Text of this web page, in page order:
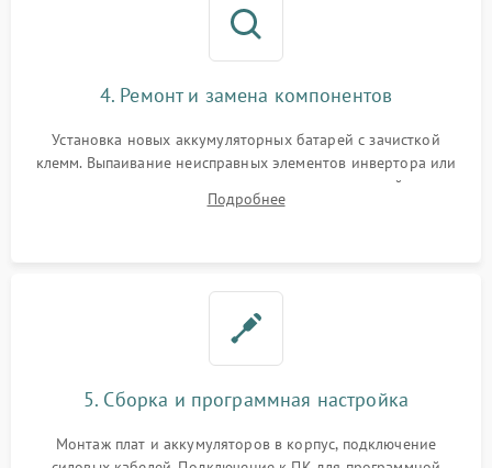
4. Ремонт и замена компонентов
Установка новых аккумуляторных батарей с зачисткой
клемм. Выпаивание неисправных элементов инвертора или
цепи зарядки и монтаж новых радиодеталей.
Восстановление поврежденных токоведущих дорожек и
Подробнее
5. Сборка и программная настройка
Монтаж плат и аккумуляторов в корпус, подключение